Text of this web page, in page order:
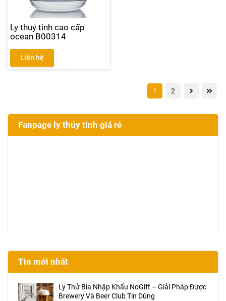
Ly thuỷ tinh cao cấp
ocean B00314
Liên hệ
1 2
Fanpage ly thủy tinh giá rẻ
Tin mới nhất
Ly Thử Bia Nhập Khẩu NoGift – Giải Pháp Được
Brewery Và Beer Club Tin Dùng